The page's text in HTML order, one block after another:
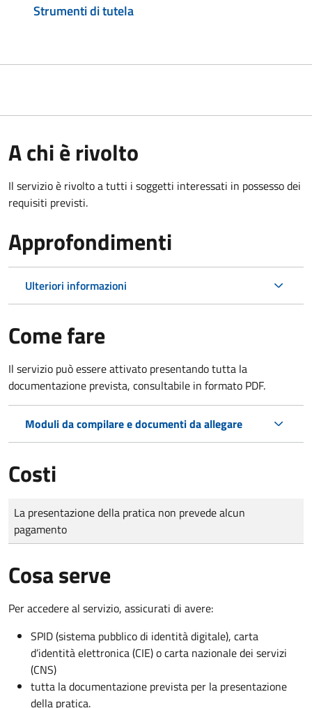
Strumenti di tutela
A chi è rivolto
Il servizio è rivolto a tutti i soggetti interessati in possesso dei
requisiti previsti.
Approfondimenti
Ulteriori informazioni
Come fare
Il servizio può essere attivato presentando tutta la
documentazione prevista, consultabile in formato PDF.
Moduli da compilare e documenti da allegare
Costi
Tipo di pagamento
Importo
La presentazione della pratica non prevede alcun
pagamento
Cosa serve
Per accedere al servizio, assicurati di avere:
SPID (sistema pubblico di identità digitale), carta
d’identità elettronica (CIE) o carta nazionale dei servizi
(CNS)
tutta la documentazione prevista per la presentazione
della pratica.